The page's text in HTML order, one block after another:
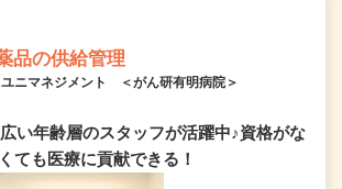
品の供給管理
ニマネジメント ＜がん研有明病院＞
い年齢層のスタッフが活躍中♪資格がな
ても医療に貢献できる！